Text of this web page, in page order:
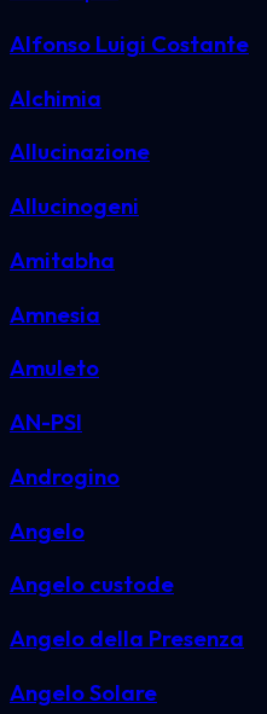
Alfonso Luigi Costante
Alchimia
Allucinazione
Allucinogeni
Amitabha
Amnesia
Amuleto
AN-PSI
Androgino
Angelo
Angelo custode
Angelo della Presenza
Angelo Solare